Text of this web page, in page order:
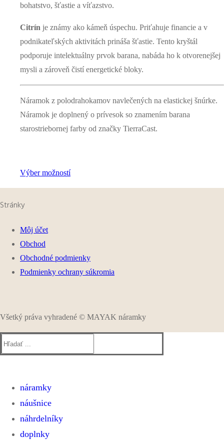
bohatstvo, šťastie a víťazstvo.
Citrín je známy ako kámeň úspechu. Priťahuje financie a v
podnikateľských aktivitách prináša šťastie. Tento kryštál
podporuje intelektuálny prvok barana, nabáda ho k otvorenejšej
mysli a zároveň čistí energetické bloky.
Náramok z polodrahokamov navlečených na elastickej šnúrke.
Náramok je doplnený o prívesok so znamením barana
starostriebornej farby od značky TierraCast.
Výber možností
Stránky
Môj účet
Obchod
Obchodné podmienky
Podmienky ochrany súkromia
Všetký práva vyhradené © MAYAK náramky
Hľadať:
náramky
ELASTICKÉ NÁRAMKY
SHAMBALLA A MACRAME NÁRAMKY
KOŽENÉ NÁRAMKY
náušnice
náhrdelníky
doplnky